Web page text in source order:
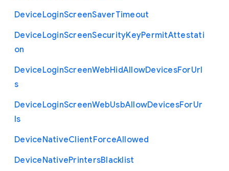
DeviceLoginScreenSaverTimeout
DeviceLoginScreenSecurityKeyPermitAttestati
on
DeviceLoginScreenWebHidAllowDevicesForUrl
s
DeviceLoginScreenWebUsbAllowDevicesForUr
ls
DeviceNativeClientForceAllowed
DeviceNativePrintersBlacklist